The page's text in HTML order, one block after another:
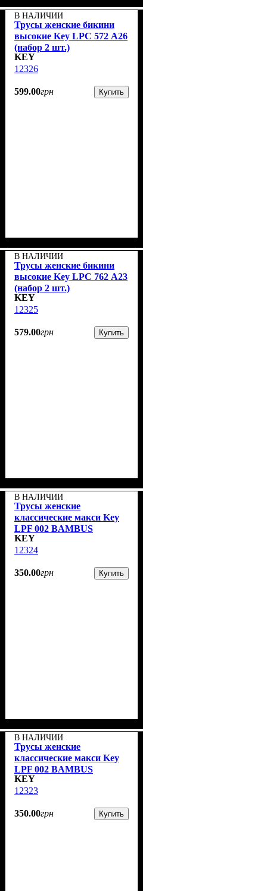
В НАЛИЧИИ
Трусы женские бикини
высокие Key LPC 572 А26
(набор 2 шт.)
KEY
12326
599.00грн Купить
В НАЛИЧИИ
Трусы женские бикини
высокие Key LPC 762 А23
(набор 2 шт.)
KEY
12325
579.00грн Купить
В НАЛИЧИИ
Трусы женские
классические макси Key
LPF 002 BAMBUS
Чёрные ( 1 шт.)
KEY
12324
350.00грн Купить
В НАЛИЧИИ
Трусы женские
классические макси Key
LPF 002 BAMBUS
Бежевые ( 1 шт.)
KEY
12323
350.00грн Купить